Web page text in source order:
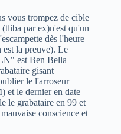
vous trompez de cible
par ex)n'est qu'un
dès l'heure
est la preuve). Le
est Ben Bella
gisant
le l'arroseur
et le dernier en date
le grabataire en 99 et
conscience et